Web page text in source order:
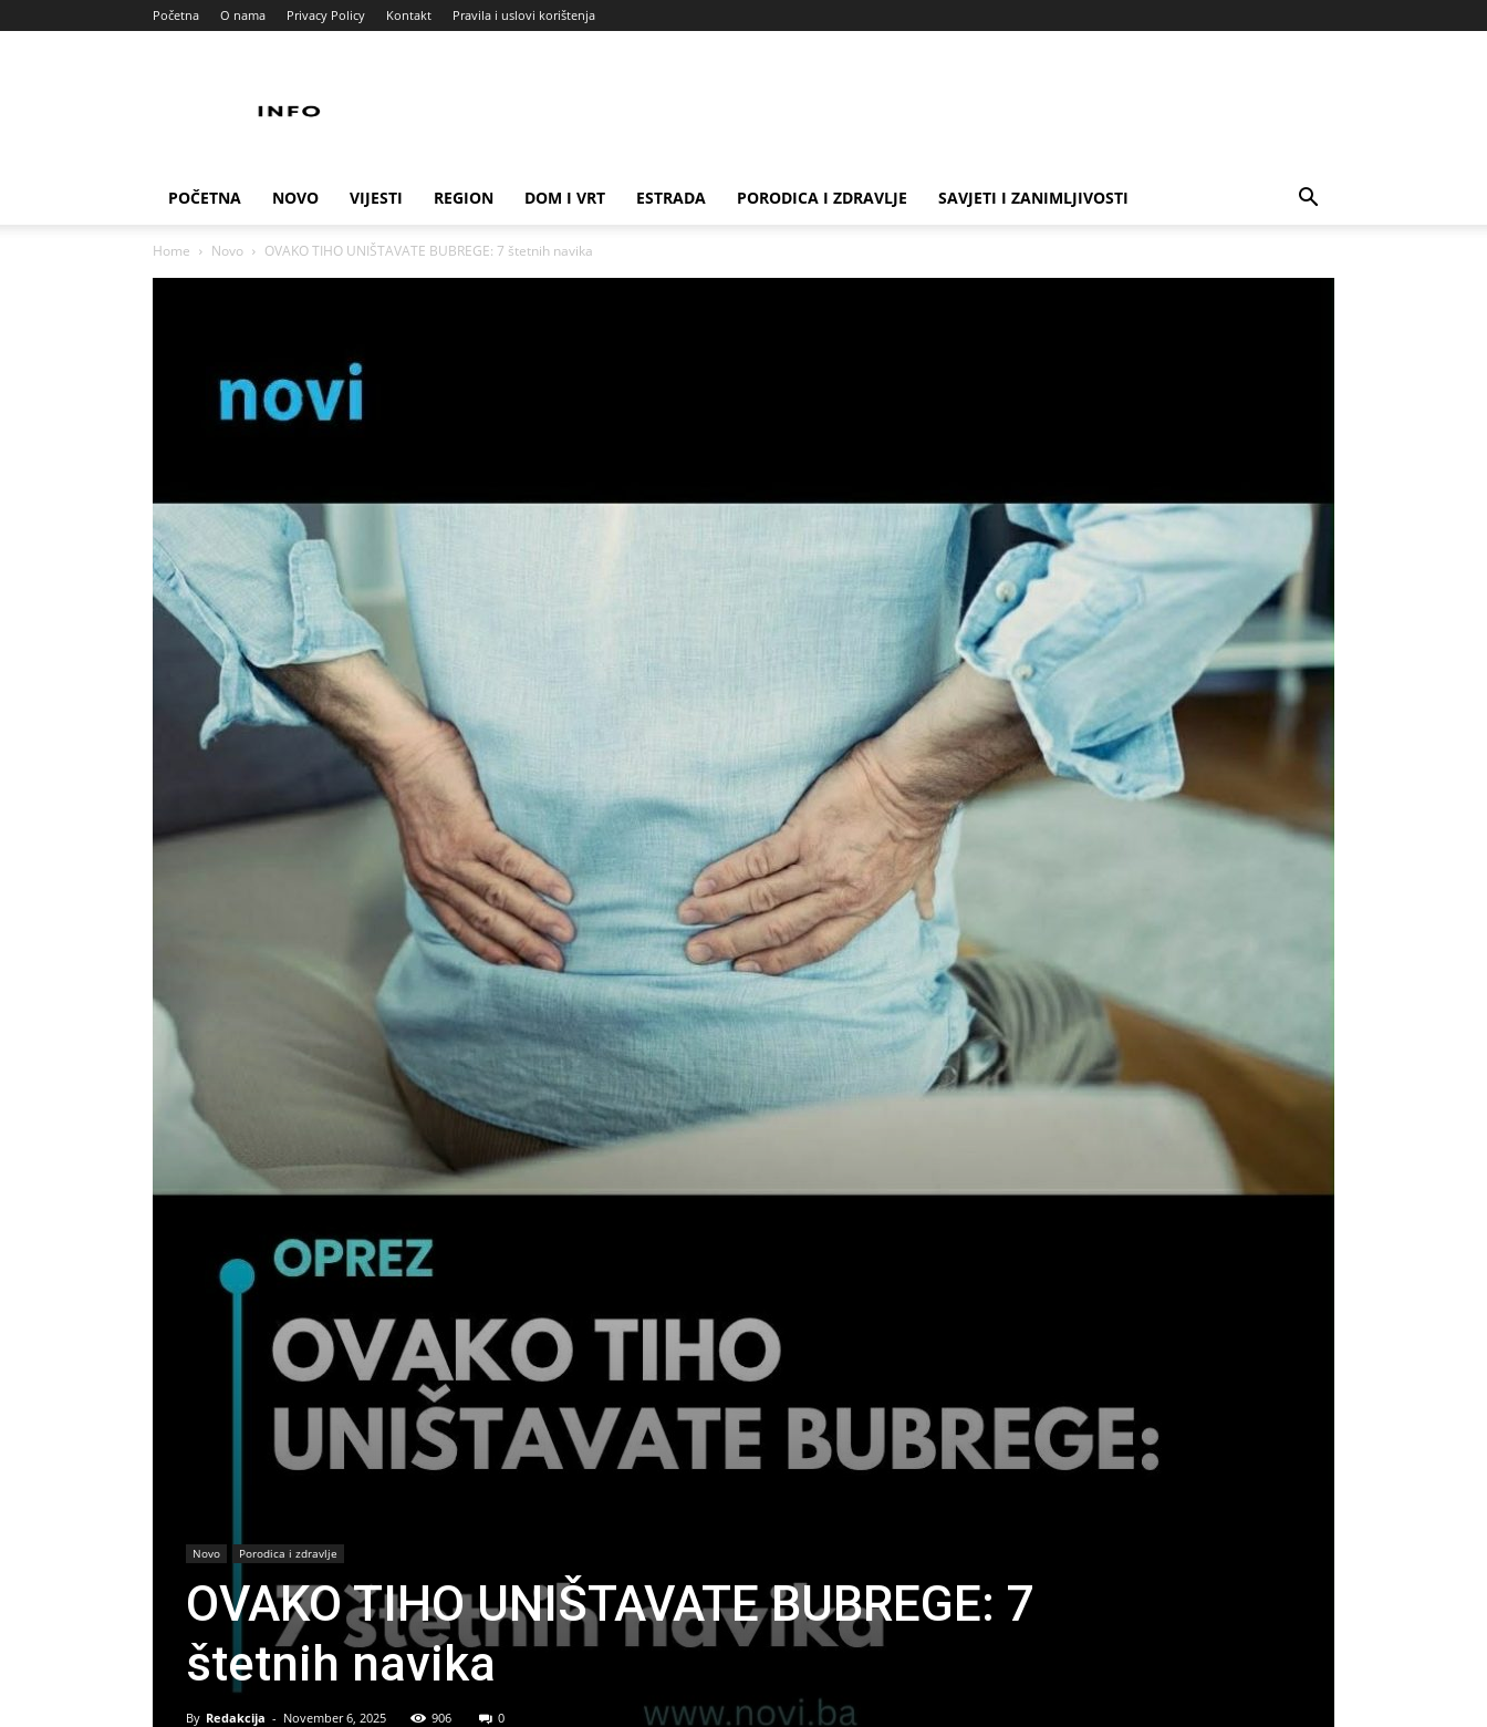
Početna O nama Privacy Policy Kontakt Pravila i uslovi korištenja
POČETNA NOVO VIJESTI REGION DOM I VRT ESTRADA PORODICA I ZDRAVLJE SAVJETI I ZANIMLJIVOSTI
Home Novo OVAKO TIHO UNIŠTAVATE BUBREGE: 7 štetnih navika
Novo Porodica i zdravlje
OVAKO TIHO UNIŠTAVATE BUBREGE: 7
štetnih navika
By Redakcija - November 6, 2025 906 0